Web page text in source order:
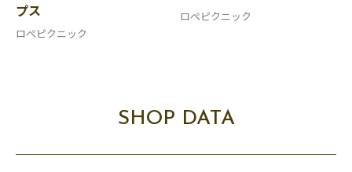
プス
ロペピクニック
ロペピクニック
SHOP DATA